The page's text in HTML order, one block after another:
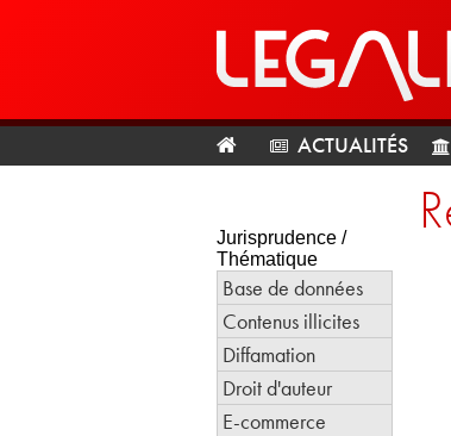
ACTUALITÉS
Jurisprudence /
Thématique
Base de données
Contenus illicites
Diffamation
Droit d'auteur
E-commerce